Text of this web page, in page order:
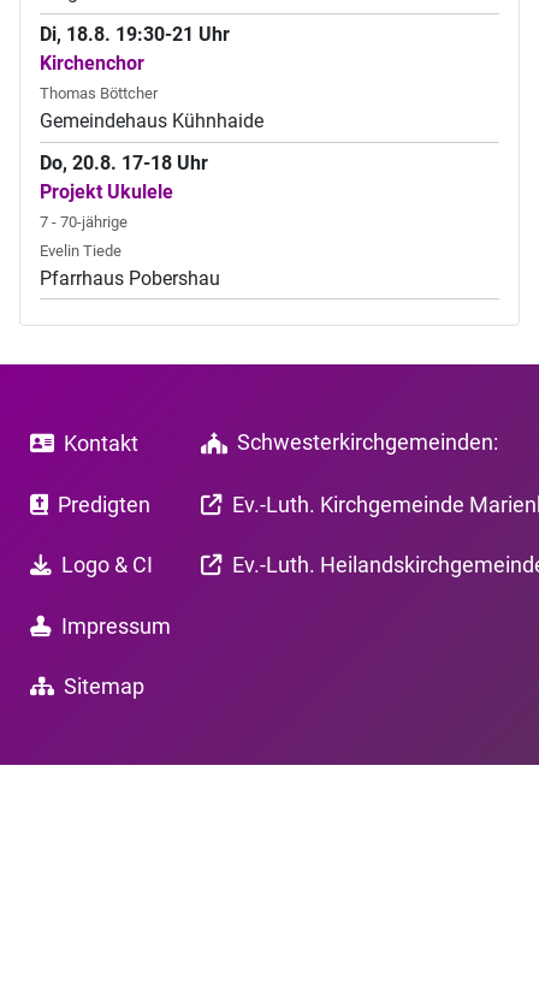
Di, 18.8. 19:30-21 Uhr
Kirchenchor
Thomas Böttcher
Gemeindehaus Kühnhaide
Do, 20.8. 17-18 Uhr
Projekt Ukulele
7 - 70-jährige
Evelin Tiede
Pfarrhaus Pobershau
Kontakt
Predigten
Logo & CI
Impressum
Sitemap
Schwesterkirchgemeinden:
Ev.-Luth. Kirchgemeinde
Ev.-Luth.